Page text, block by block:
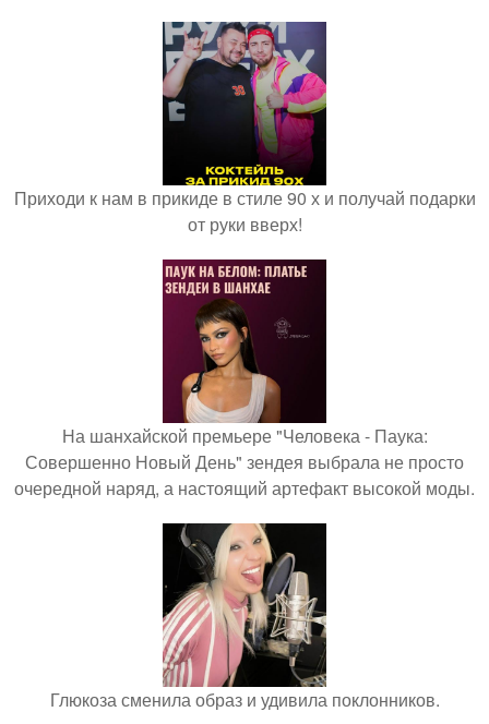
Приходи к нам в прикиде в стиле 90 х и получай подарки
от руки вверх!
На шанхайской премьере "Человека - Паука:
Совершенно Новый День" зендея выбрала не просто
очередной наряд, а настоящий артефакт высокой моды.
Глюкоза сменила образ и удивила поклонников.